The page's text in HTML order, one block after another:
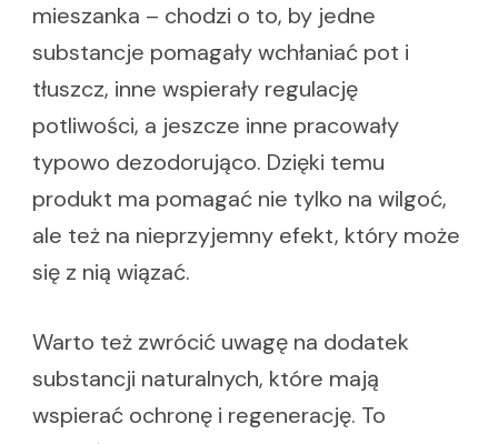
mieszanka – chodzi o to, by jedne
substancje pomagały wchłaniać pot i
tłuszcz, inne wspierały regulację
potliwości, a jeszcze inne pracowały
typowo dezodorująco. Dzięki temu
produkt ma pomagać nie tylko na wilgoć,
ale też na nieprzyjemny efekt, który może
się z nią wiązać.
Warto też zwrócić uwagę na dodatek
substancji naturalnych, które mają
wspierać ochronę i regenerację. To